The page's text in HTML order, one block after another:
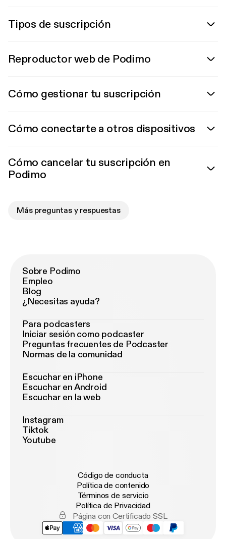
Tipos de suscripción
Reproductor web de Podimo
Cómo gestionar tu suscripción
Cómo conectarte a otros dispositivos
Cómo cancelar tu suscripción en
Podimo
Más preguntas y respuestas
Sobre Podimo
Empleo
Blog
¿Necesitas ayuda?
Para podcasters
Iniciar sesión como podcaster
Preguntas frecuentes de Podcaster
Normas de la comunidad
Escuchar en iPhone
Escuchar en Android
Escuchar en la web
Instagram
Tiktok
Youtube
Código de conducta
Política de contenido
Términos de servicio
Política de Privacidad
Página con Certificado SSL